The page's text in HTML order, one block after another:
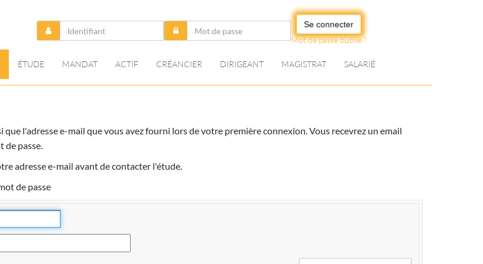
Se connecter
Mot de passe oublié ?
ÉTUDE MANDAT ACTIF CRÉANCIER DIRIGEANT MAGISTRAT SALARIÉ
l'adresse e-mail que vous avez fourni lors de votre première connexion. Vous recevrez un email
de passe.
adresse e-mail avant de contacter l'étude.
de passe